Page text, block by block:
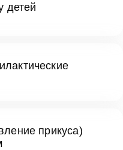
детей
прикуса)